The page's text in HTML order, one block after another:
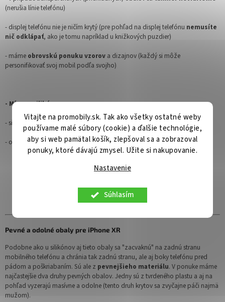
Vitajte na promobily.sk. Tak ako všetky ostatné weby
používame malé súbory (cookie) a ďalšie technológie,
aby si web pamätal košík, zlepšoval sa a zobrazoval
ponuky, ktoré dávajú zmysel. Užite si nakupovanie.
Nastavenie
Súhlasím
(nerušia línie telefónu)
- displej telefónu nie je ničím krytý (pre pohľad na displej telefónu nemusíte
nič odklápať, ako je tomu napríklad u knižkových puzdier)
- máme obrovskú ponuku vzorov a dizajnov (každý si môže
personifikovať svoj mobil podľa svojho)
- Mínusy silikónov
- silikóny nijakonechránia displej telefónu
- odporúčame vždy používať vkombinácii s ochranným sklom
Pevné a odolné obaly pre iPhone XR
Podobne ako u silikónov aj tieto obaly sa "zacvaknú" na zadnú stranu
mobilného telefónu a chránia tak zadnú stranu, ale aj boky telefónu pred
pádom a poškriabaním. Sú ale z pevnejšieho materiálu. V ponuke máme
najčastejšie dva druhy pevných obalov. Jedny sú z tvrdeného plastu a aj na
pohľad vyzerajú masívne a odolne (tento druh krytov sa zvyčajne páči najmä
mužom).